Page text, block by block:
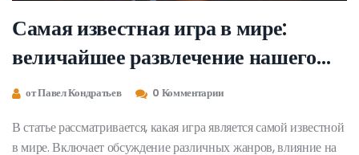
Самая известная игра в мире:
величайшее развлечение нашего
времени
от Павел Кондратьев 0 Комментарии
В статье рассматривается, какая игра является самой известной
в мире. Включает обсуждение различных жанров, влияние на